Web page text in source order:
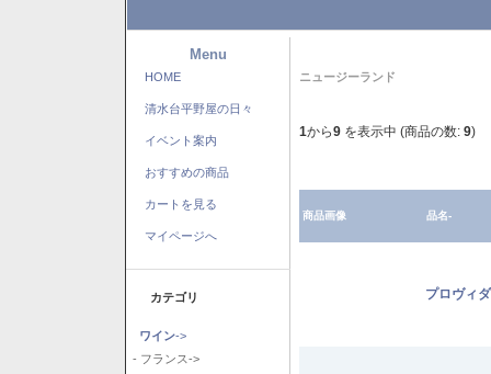
Menu
HOME
清水台平野屋の日々
イベント案内
おすすめの商品
カートを見る
マイページへ
カテゴリ
ワイン->
- フランス->
ニュージーランド
1から9 を表示中 (商品の数: 9)
商品画像 品名-
プロヴィ